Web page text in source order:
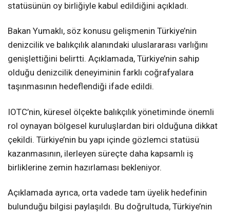
statüsünün oy birliğiyle kabul edildiğini açıkladı.
Bakan Yumaklı, söz konusu gelişmenin Türkiye’nin
denizcilik ve balıkçılık alanındaki uluslararası varlığını
genişlettiğini belirtti. Açıklamada, Türkiye’nin sahip
olduğu denizcilik deneyiminin farklı coğrafyalara
taşınmasının hedeflendiği ifade edildi.
IOTC’nin, küresel ölçekte balıkçılık yönetiminde önemli
rol oynayan bölgesel kuruluşlardan biri olduğuna dikkat
çekildi. Türkiye’nin bu yapı içinde gözlemci statüsü
kazanmasının, ilerleyen süreçte daha kapsamlı iş
birliklerine zemin hazırlaması bekleniyor.
Açıklamada ayrıca, orta vadede tam üyelik hedefinin
bulunduğu bilgisi paylaşıldı. Bu doğrultuda, Türkiye’nin